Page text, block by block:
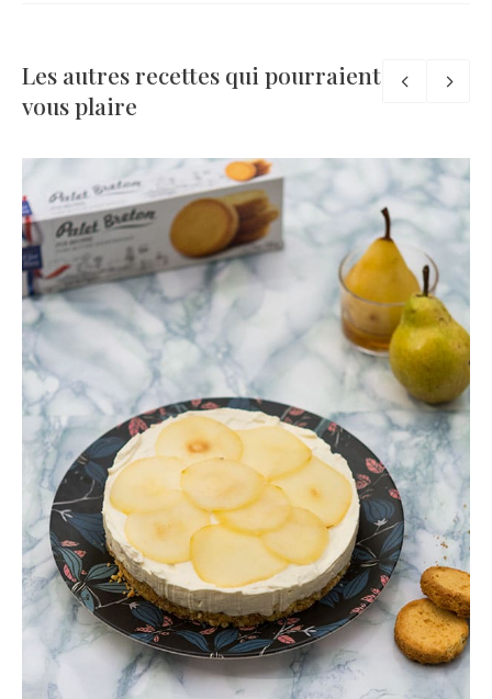
Les autres recettes qui pourraient
vous plaire